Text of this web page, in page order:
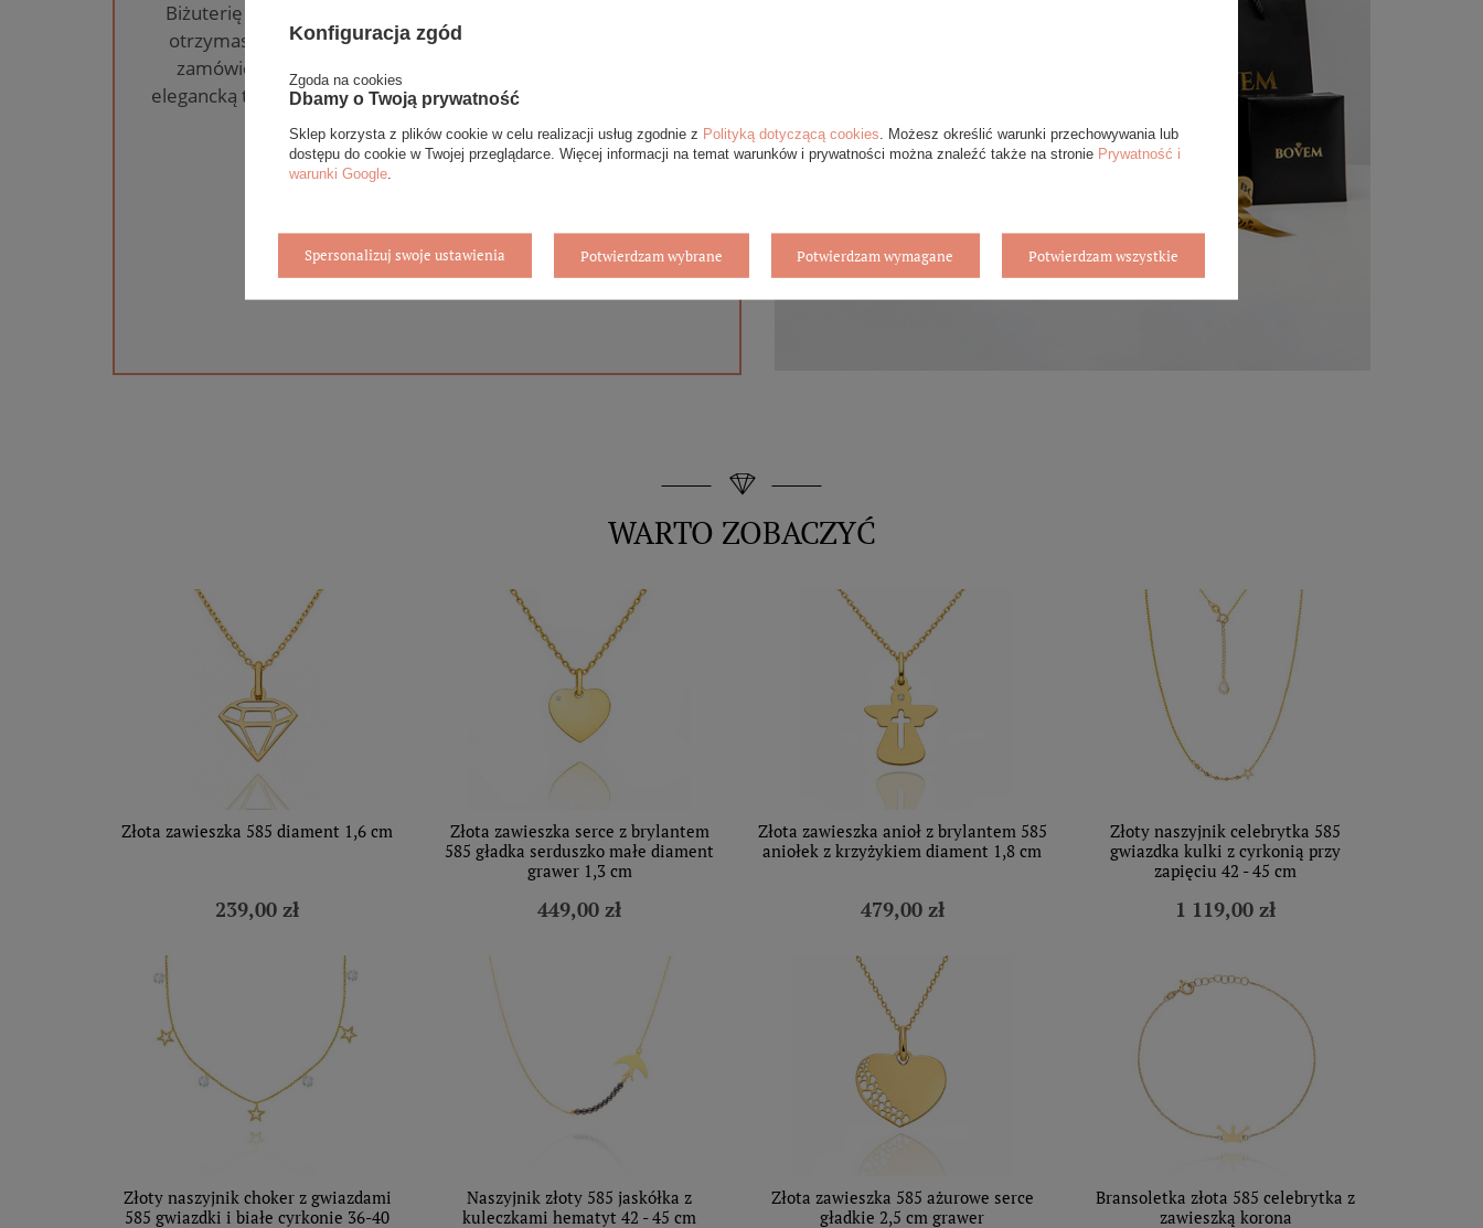
Biżuterię i zegarki zakupione w sklepie internetowym BOVEM
otrzymasz jako gotowy do wręczenia upominek. Do każdego
zamówienia dołączamy pudełko ze skóry ekologicznej oraz
elegancką torebkę. Rozmiary i wzory mogą się różnić ze względu
na wybrany asortyment.
WYBIERZ PREZENT
WARTO ZOBACZYĆ
Złota zawieszka 585 diament 1,6 cm
239,00 zł
Złota zawieszka serce z brylantem
585 gładka serduszko małe diament
grawer 1,3 cm
449,00 zł
Złota zawieszka anioł z brylantem 585
aniołek z krzyżykiem diament 1,8 cm
479,00 zł
Złoty naszyjnik celebrytka 585
gwiazdka kulki z cyrkonią przy
zapięciu 42 - 45 cm
1 119,00 zł
Złoty naszyjnik choker z gwiazdami
585 gwiazdki i białe cyrkonie 36-40
Naszyjnik złoty 585 jaskółka z
kuleczkami hematyt 42 - 45 cm
Złota zawieszka 585 ażurowe serce
gładkie 2,5 cm grawer
Bransoletka złota 585 celebrytka z
zawieszką korona
Konfiguracja zgód
Zgoda na cookies
Dbamy o Twoją prywatność
Sklep korzysta z plików cookie w celu realizacji usług zgodnie z Polityką dotyczącą cookies . Możesz określić warunki przechowywania lub
dostępu do cookie w Twojej przeglądarce. Więcej informacji na temat warunków i prywatności można znaleźć także na stronie Prywatność i
warunki Google
Spersonalizuj swoje ustawienia Potwierdzam wybrane Potwierdzam wymagane Potwierdzam wszystkie